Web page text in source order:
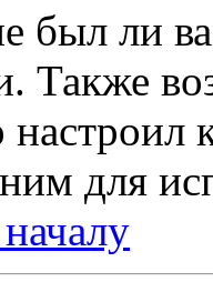
был ли
Также
для